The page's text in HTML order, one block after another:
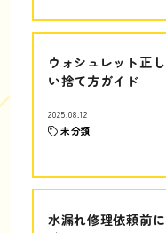
ウォシュレット正し
い捨て方ガイド
2025.08.12
未分類
水漏れ修理依頼前に